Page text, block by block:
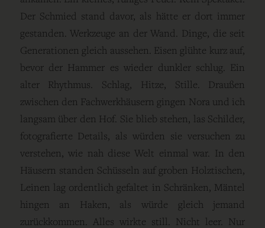
Der Schmied stand davor, als hätte er dort immer
gestanden. Werkzeuge an der Wand. Dinge, die seit
Generationen gleich aussehen. Eisen glühte kurz auf,
bevor der Hammer es wieder dunkler schlug. Ein
alter Rhythmus. Schlag, Hitze, Stille. Draußen
zwischen den Fachwerkhäusern gingen Nora und ich
langsam über den Hof. Sie blieb stehen, las Schilder,
fotografierte Details, als würden sie versuchen zu
verstehen, wie nah diese Welt einmal war. In den
Häusern standen Schüsseln auf groben Holztischen,
Leinen lag ordentlich gefaltet in Schränken, Mäntel
hingen an Haken, als würde gleich jemand
zurückkommen. Alles wirkte still. Nicht leer. Nur